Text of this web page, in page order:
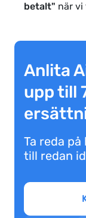
betalt" när vi
Anlita
upp till
Ta reda
till redan